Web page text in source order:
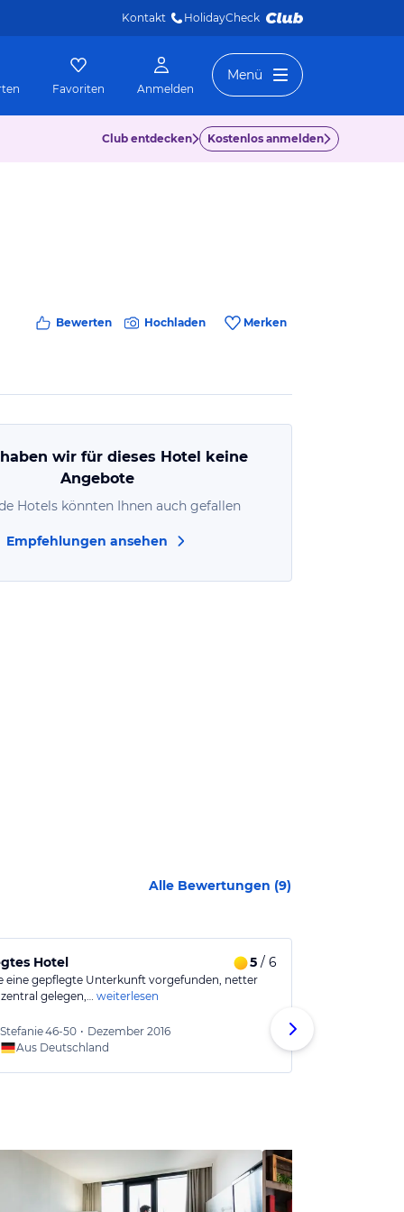
Kontakt HolidayCheck
Favoriten Anmelden
Menü
Club entdecken Kostenlos anmelden
Bewerten Hochladen Merken
wir für dieses Hotel keine
Angebote
Hotels könnten Ihnen auch gefallen
Empfehlungen ansehen
Alle Bewertungen (9)
Hotel 5/ 6
eine gepflegte Unterkunft vorgefunden, netter
gelegen,… weiterlesen
Stefanie46-50 • Dezember 2016
Aus Deutschland